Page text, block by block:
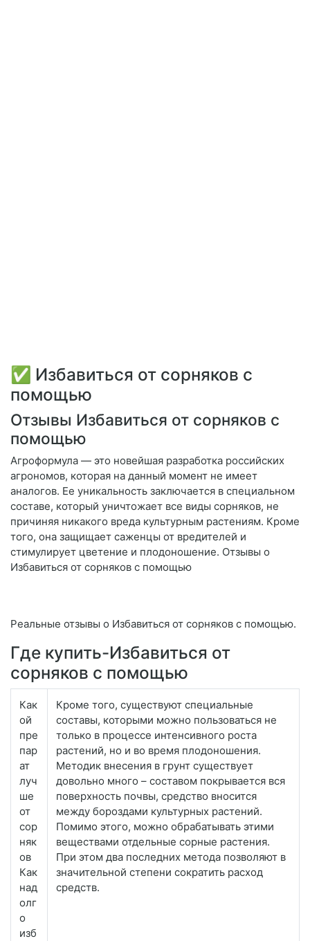
✅ Избавиться от сорняков с
помощью
Отзывы Избавиться от сорняков с
помощью
Агроформула — это новейшая разработка российских
агрономов, которая на данный момент не имеет
аналогов. Ее уникальность заключается в специальном
составе, который уничтожает все виды сорняков, не
причиняя никакого вреда культурным растениям. Кроме
того, она защищает саженцы от вредителей и
стимулирует цветение и плодоношение. Отзывы о
Избавиться от сорняков с помощью
Реальные отзывы о Избавиться от сорняков с помощью.
Где купить-Избавиться от
сорняков с помощью
Как
ой
пре
пар
ат
луч
ше
от
сор
няк
ов
Как
над
олг
о
изб
Кроме того, существуют специальные
составы, которыми можно пользоваться не
только в процессе интенсивного роста
растений, но и во время плодоношения.
Методик внесения в грунт существует
довольно много – составом покрывается вся
поверхность почвы, средство вносится
между бороздами культурных растений.
Помимо этого, можно обрабатывать этими
веществами отдельные сорные растения.
При этом два последних метода позволяют в
значительной степени сократить расход
средств.